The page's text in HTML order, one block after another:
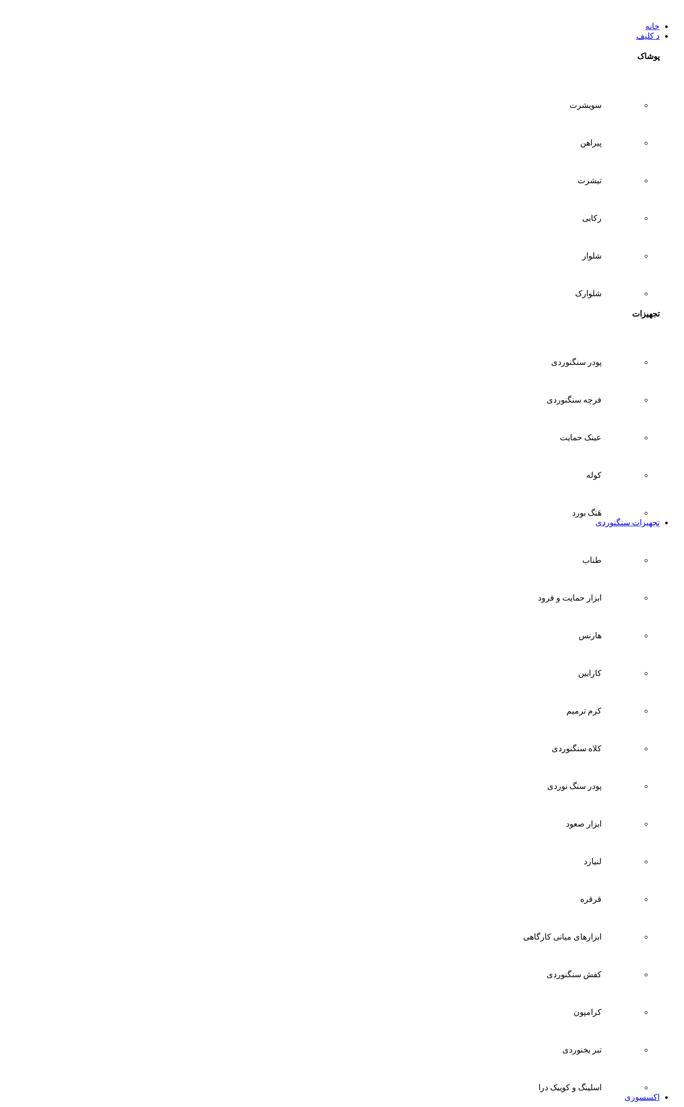
خانه
د کلیف
پوشاک
سويشرت
پیراهن
تيشرت
ركابی
شلوار
شلوارک
تجهیزات
پودر سنگنوردی
فرچه سنگنوردی
عینک حمایت
کوله
هَنگ بورد
تجهیزات سنگنوردی
طناب
ابزار حمایت و فرود
هارنس
کارابین
کرم ترمیم
کلاه سنگنوردی
پودر سنگ نوردی
ابزار صعود
لنیارد
قرقره
ابزارهای میانی کارگاهی
کفش سنگنوردی
کرامپون
تبر یخنوردی
اسلینگ و کوییک درا
اکسسوری